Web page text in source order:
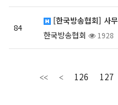
84
[한국방송협회] 사
한국방송협회
1928
126 127